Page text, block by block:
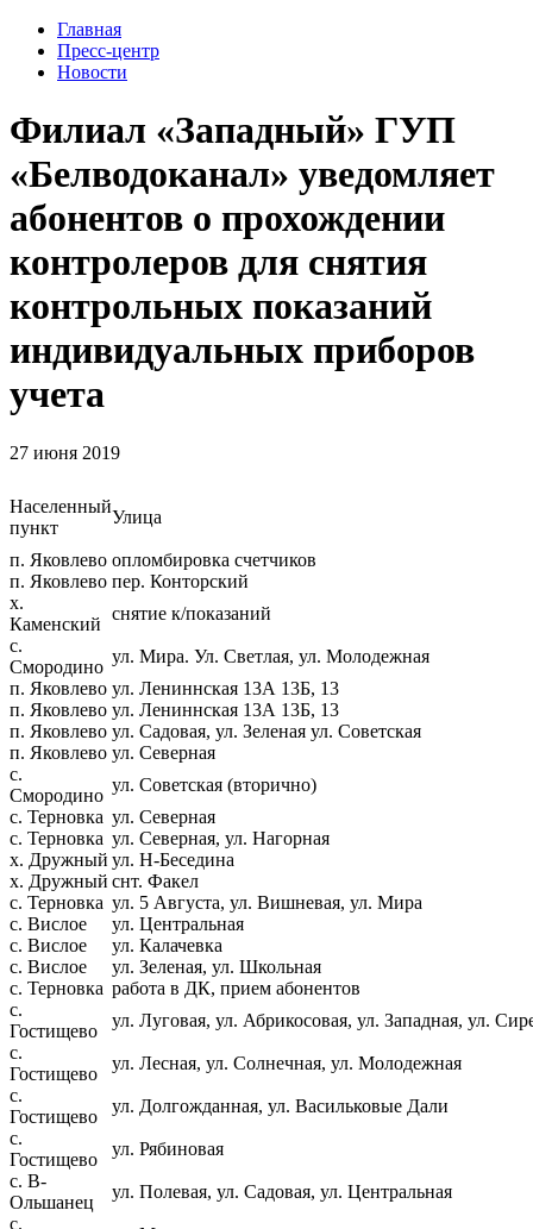
Главная
Пресс-центр
Новости
Филиал «Западный» ГУП
«Белводоканал» уведомляет
абонентов о прохождении
контролеров для снятия
контрольных показаний
индивидуальных приборов
учета
27 июня 2019
Населенный
пункт
Улица
п. Яковлево опломбировка счетчиков
п. Яковлево пер. Конторский
х.
Каменский
снятие к/показаний
с.
Смородино
ул. Мира. Ул. Светлая, ул. Молодежная
п. Яковлево ул. Лениннская 13А 13Б, 13
п. Яковлево ул. Лениннская 13А 13Б, 13
п. Яковлево ул. Садовая, ул. Зеленая ул. Советская
п. Яковлево ул. Северная
с.
Смородино
ул. Советская (вторично)
с. Терновка ул. Северная
с. Терновка ул. Северная, ул. Нагорная
х. Дружный ул. Н-Беседина
х. Дружный снт. Факел
с. Терновка ул. 5 Августа, ул. Вишневая, ул. Мира
с. Вислое
ул. Центральная
с. Вислое
ул. Калачевка
с. Вислое
ул. Зеленая, ул. Школьная
с. Терновка работа в ДК, прием абонентов
с.
Гостищево
ул. Луговая, ул. Абрикосовая, ул. Западная, ул.
с.
Гостищево
ул. Лесная, ул. Солнечная, ул. Молодежная
с.
Гостищево
ул. Долгожданная, ул. Васильковые Дали
с.
Гостищево
ул. Рябиновая
с. В-
Ольшанец
ул. Полевая, ул. Садовая, ул. Центральная
с.